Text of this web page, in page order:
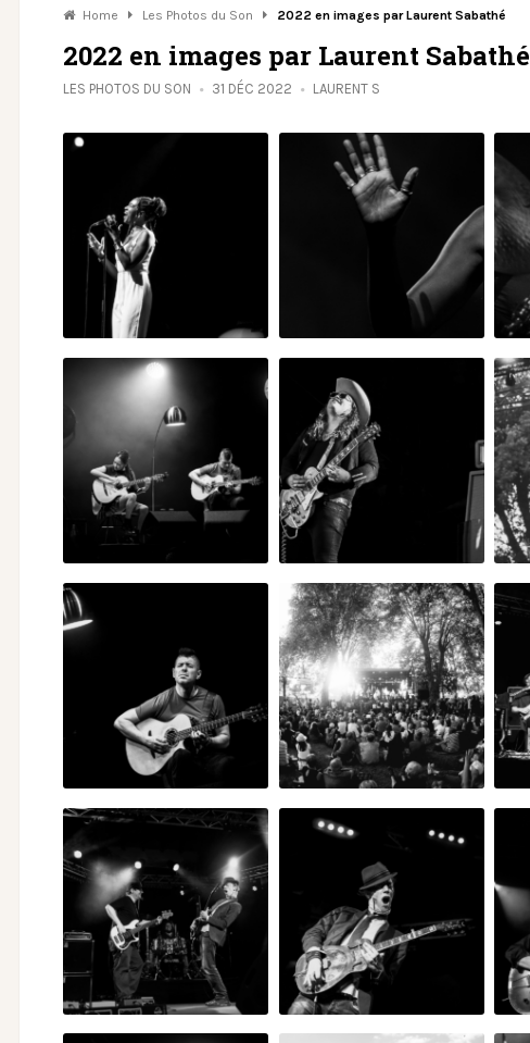
Home Les Photos du Son 2022 en images par Laurent Sabathé
2022 en images par Laurent Sabathé
LES PHOTOS DU SON 31 DÉC 2022 LAURENT S